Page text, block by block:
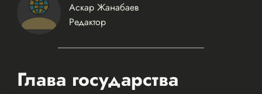
Аскар Жанабаев
Редактор
Глава государства